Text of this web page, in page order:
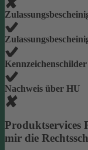
Kennzeichenschilder
Nachweis über HU
Produktservices
mir die